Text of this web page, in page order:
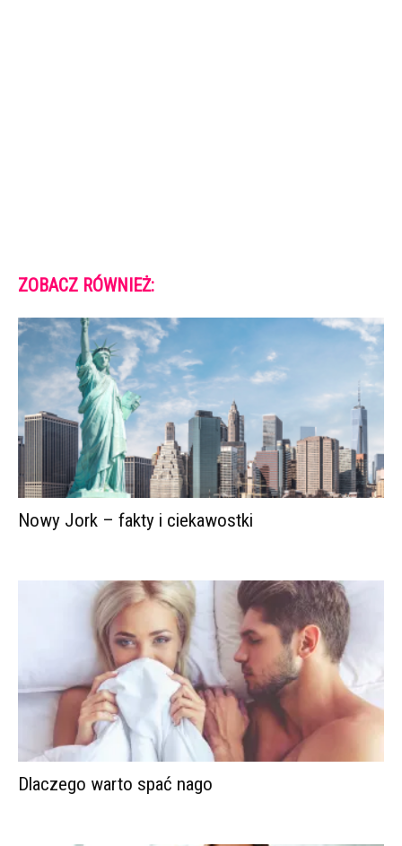
ZOBACZ RÓWNIEŻ:
Nowy Jork – fakty i ciekawostki
Dlaczego warto spać nago